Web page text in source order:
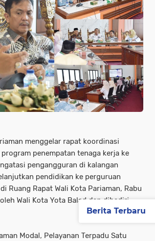
menggelar rapat koordinasi
penempatan tenaga kerja ke
pengangguran di kalangan
pendidikan ke perguruan
Ruang Rapat Wali Kota Pariaman, Rabu
Wali Kota Yota Balad dan dihadiri
Modal, Pelayanan Terpadu Satu
Berita Terbaru